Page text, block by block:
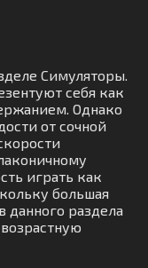
Симуляторы.
себя как
Однако
от сочной
играть как
большая
данного раздела